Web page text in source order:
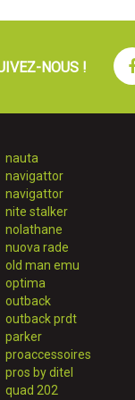
NOUS !
nauta
navigattor
navigattor
nite stalker
nolathane
nuova rade
old man emu
optima
outback
outback prdt
parker
proaccessoires
pros by ditel
quad 202